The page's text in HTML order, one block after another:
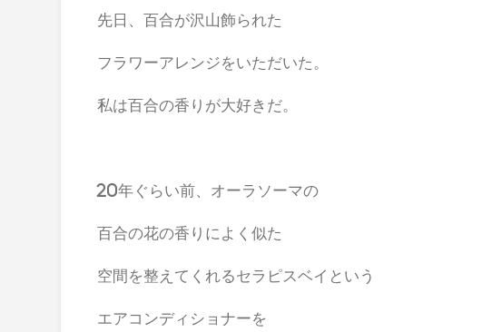
先日、百合が沢山飾られた
フラワーアレンジをいただいた。
私は百合の香りが大好きだ。
20年ぐらい前、オーラソーマの
百合の花の香りによく似た
空間を整えてくれるセラピスベイという
エアコンディショナーを